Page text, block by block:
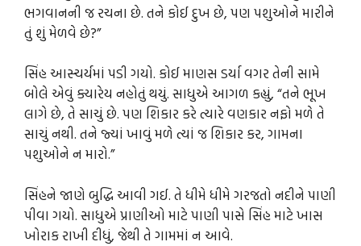
ભગવાનની જ રચના છે. તને કોઈ દુખ છે, પણ પશુઓને મારીને
તું શું મેળવે છે?”
સિંહ આસ્ચર્યમાં પડી ગયો. કોઈ માણસ ડર્યા વગર તેની સામે
બોલે એવું ક્યારેય નહોતું થયું. સાધુએ આગળ કહ્યું, “તને ભૂખ
લાગે છે, તે સાચું છે. પણ શિકાર કરે ત્યારે વણકાર નફો મળે તે
સાચું નથી. તને જ્યાં ખાવું મળે ત્યાં જ શિકાર કર, ગામના
પશુઓને ન મારો.”
સિંહને જાણે બુદ્ધિ આવી ગઈ. તે ધીમે ધીમે ગરજતો નદીને પાણી
પીવા ગયો. સાધુએ પ્રાણીઓ માટે પાણી પાસે સિંહ માટે ખાસ
ખોરાક રાખી દીધું, જેથી તે ગામમાં ન આવે.